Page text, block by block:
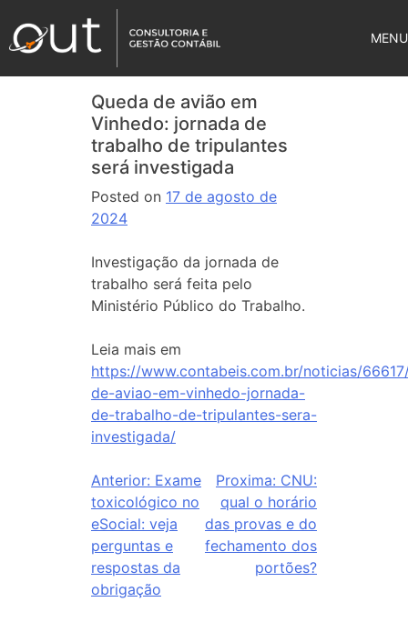
MENU
Queda de avião em
Vinhedo: jornada de
trabalho de tripulantes
será investigada
Posted on 17 de agosto de
2024
Investigação da jornada de
trabalho será feita pelo
Ministério Público do Trabalho.
Leia mais em
https://www.contabeis.com.br/noticias/
de-aviao-em-vinhedo-jornada-
de-trabalho-de-tripulantes-sera-
investigada/
Anterior: Exame
toxicológico no
eSocial: veja
perguntas e
respostas da
obrigação
Proxima: CNU:
qual o horário
das provas e do
fechamento dos
portões?